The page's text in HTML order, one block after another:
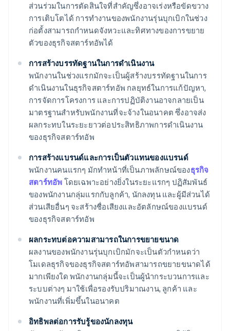
ส่วนร่วมในการตัดสินใจที่สำคัญซึ่งอาจเร่งหรือขัดขวาง
การเติบโตได้ การทำงานของพนักงานรุ่นบุกเบิกในช่วง
ก่อตั้งสามารถกำหนดจังหวะและทิศทางของการขยาย
ตัวของธุรกิจสตาร์ทอัพได้
การสร้างบรรทัดฐานในการดำเนินงาน
พนักงานในช่วงแรกมักจะเป็นผู้สร้างบรรทัดฐานในการ
ดำเนินงานในธุรกิจสตาร์ทอัพ กลยุทธ์ในการแก้ปัญหา,
การจัดการโครงการ และการปฏิบัติงานอาจกลายเป็น
มาตรฐานสำหรับพนักงานที่จะจ้างในอนาคต ซึ่งอาจส่ง
ผลกระทบในระยะยาวต่อประสิทธิภาพการดำเนินงาน
ของธุรกิจสตาร์ทอัพ
การสร้างแบรนด์และการเป็นตัวแทนของแบรนด์
พนักงานคนแรกๆ มักทำหน้าที่เป็นภาพลักษณ์ของธุรกิจ
สตาร์ทอัพ โดยเฉพาะอย่างยิ่งในระยะแรกๆ ปฏิสัมพันธ์
ของพนักงานกลุ่มแรกกับลูกค้า, นักลงทุน และผู้มีส่วนได้
ส่วนเสียอื่นๆ จะสร้างชื่อเสียงและอัตลักษณ์ของแบรนด์
ของธุรกิจสตาร์ทอัพ
ผลกระทบต่อความสามารถในการขยายขนาด
ผลงานของพนักงานรุ่นบุกเบิกมักจะเป็นตัวกำหนดว่า
โมเดลธุรกิจของธุรกิจสตาร์ทอัพสามารถขยายขนาดได้
มากเพียงใด พนักงานกลุ่มนี้จะเป็นผู้นำกระบวนการและ
ระบบต่างๆ มาใช้เพื่อรองรับปริมาณงาน, ลูกค้า และ
พนักงานที่เพิ่มขึ้นในอนาคต
อิทธิพลต่อการรับรู้ของนักลงทุน